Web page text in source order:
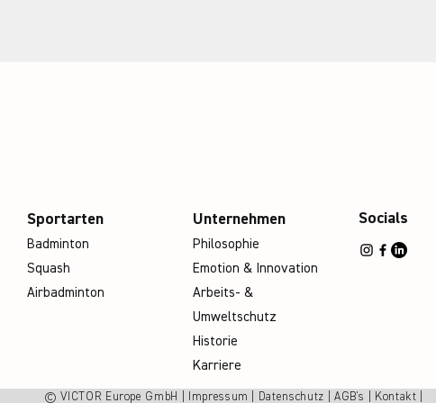
Sportarten
Badminton
Squash
Airbadminton
Unternehmen
Philosophie
Emotion & Innovation
Arbeits- &
Umweltschutz
Historie
Karriere
Socials
© VICTOR Europe GmbH | Impressum | Datenschutz | AGB's | Kontakt |